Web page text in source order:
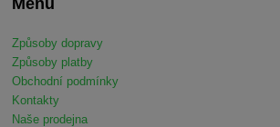
Způsoby dopravy
Způsoby platby
Obchodní podmínky
Kontakty
Naše prodejna